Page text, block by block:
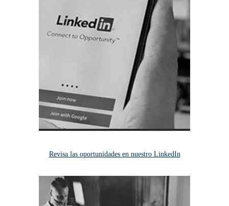
Revisa las oportunidades en nuestro LinkedIn